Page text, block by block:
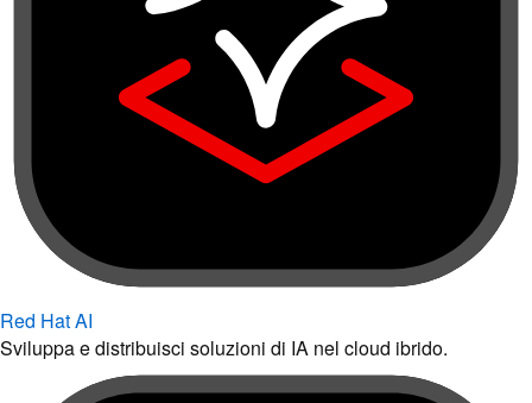
Red Hat AI
Sviluppa e distribuisci soluzioni di IA nel cloud ibrido.